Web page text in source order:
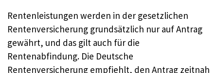
Rentenleistungen werden in der gesetzlichen
Rentenversicherung grundsätzlich nur auf Antrag
gewährt, und das gilt auch für die
Rentenabfindung. Die Deutsche
Rentenversicherung empfiehlt, den Antrag zeitnah